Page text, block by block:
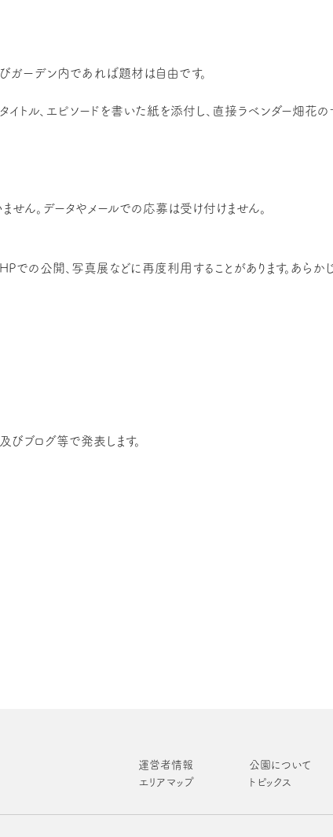
ガーデン内であれば題材は自由です。
トル、エピソードを書いた紙を添付し、直接ラベンダー畑花の
せん。データやメールでの応募は受け付けません。
での公開、写真展などに再度利用することがあります。あらか
びブログ等で発表します。
運営者情報
公園について
エリアマップ
トピックス